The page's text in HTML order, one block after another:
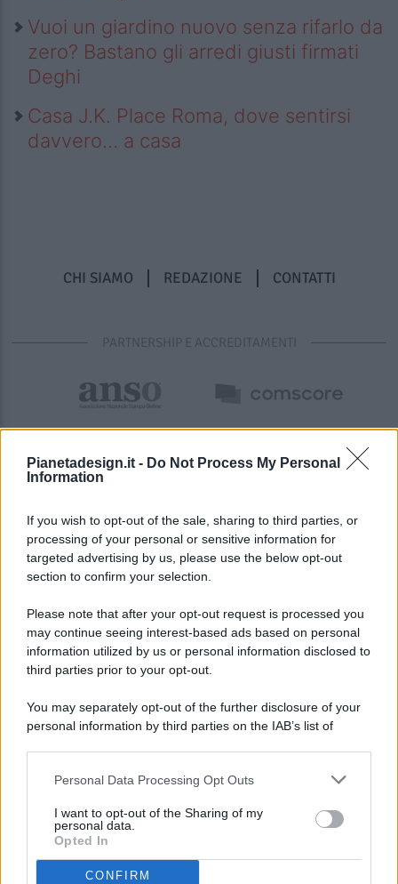
Pianetadesign.it - Do Not Process My Personal
Information
If you wish to opt-out of the sale, sharing to third parties, or
processing of your personal or sensitive information for
targeted advertising by us, please use the below opt-out
section to confirm your selection.
Please note that after your opt-out request is processed you
may continue seeing interest-based ads based on personal
information utilized by us or personal information disclosed to
third parties prior to your opt-out.
You may separately opt-out of the further disclosure of your
personal information by third parties on the IAB’s list of
This information may also be disclosed by us to third parties
disclose it to other third parties.
Personal Data Processing Opt Outs
I want to opt-out of the Sharing of my
personal data.
Opted In
CONFIRM
Vuoi un giardino nuovo senza rifarlo da
zero? Bastano gli arredi giusti firmati
Deghi
Casa J.K. Place Roma, dove sentirsi
davvero… a casa
CHI SIAMO REDAZIONE CONTATTI
PARTNERSHIP E ACCREDITAMENTI
© 2026 - Pianeta Design - P.IVA 04827280654 - Testata
Registrata Al Tribunale Di Nocera Inferiore N. 8/2020 - RG N.
ISCRIZIONE AL ROC N. 35792 – ISCRITTA ALL’ANSO
(ASSOCIAZIONE NAZIONALE STAMPA ONLINE)
PREFERENZE PRIVACY